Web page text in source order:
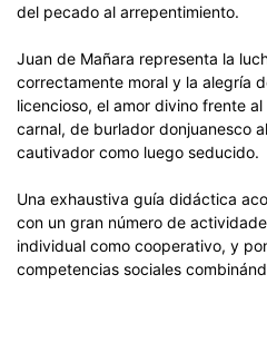
del pecado al arrepentimiento.
Juan de Mañara representa la
correctamente moral y la alegría
licencioso, el amor divino frente
carnal, de burlador donjuanesco
cautivador como luego seducido.
Una exhaustiva guía didáctica
con un gran número de
individual como cooperativo, y
competencias sociales